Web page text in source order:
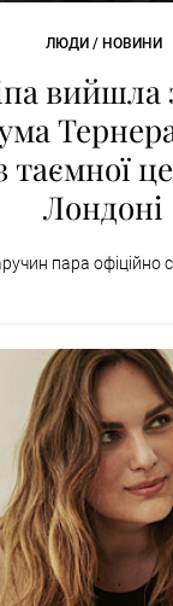
ЛЮДИ / НОВИНИ
вийшла
таємної
Лондоні
пара